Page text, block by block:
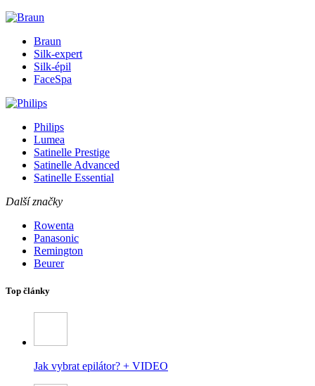
Braun
Silk-expert
Silk-épil
FaceSpa
Philips
Lumea
Satinelle Prestige
Satinelle Advanced
Satinelle Essential
Další značky
Rowenta
Panasonic
Remington
Beurer
Top články
Jak vybrat epilátor? + VIDEO